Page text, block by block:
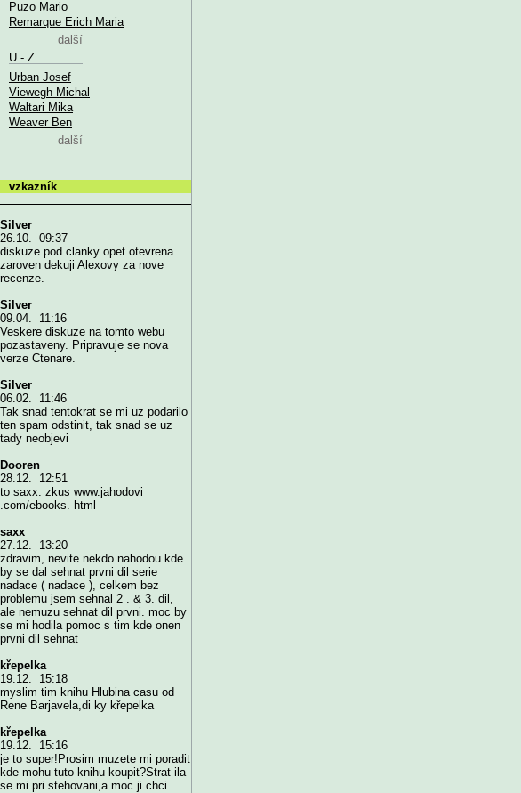
Puzo Mario
Remarque Erich Maria
další
U - Z
Urban Josef
Viewegh Michal
Waltari Mika
Weaver Ben
další
vzkazník
Silver
26.10. 09:37
diskuze pod clanky opet otevrena.
zaroven dekuji Alexovy za nove
recenze.
Silver
09.04. 11:16
Veskere diskuze na tomto webu
pozastaveny. Pripravuje se nova
verze Ctenare.
Silver
06.02. 11:46
Tak snad tentokrat se mi uz podarilo
ten spam odstinit, tak snad se uz
tady neobjevi
Dooren
28.12. 12:51
to saxx: zkus www.jahodovi
.com/ebooks. html
saxx
27.12. 13:20
zdravim, nevite nekdo nahodou kde
by se dal sehnat prvni dil serie
nadace ( nadace ), celkem bez
problemu jsem sehnal 2 . & 3. dil,
ale nemuzu sehnat dil prvni. moc by
se mi hodila pomoc s tim kde onen
prvni dil sehnat
křepelka
19.12. 15:18
myslim tim knihu Hlubina casu od
Rene Barjavela,di ky křepelka
křepelka
19.12. 15:16
je to super!Prosim muzete mi poradit
kde mohu tuto knihu koupit?Strat ila
se mi pri stehovani,a moc ji chci